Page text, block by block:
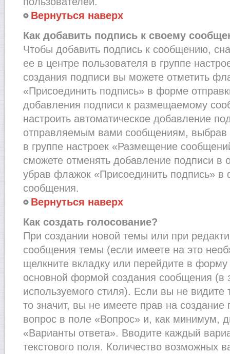
Вернуться наверх
Как добавить подпись к своему
Чтобы добавить подпись к сообщению,
ее в центре пользователя в группе
создания подписи вы можете отметить
«Присоединить подпись» в форме
добавления подписи к размещаемому
настроить автоматическое добавление
отправляемым вами сообщениям, выбрав
в группе настроек «Размещение
сможете отменять добавление подписи в
убрав флажок «Присоединить подпись» в
сообщения.
Вернуться наверх
Как создать голосование?
При создании новой темы или при
сообщения темы (если имеете на это
щелкните вкладку или перейдите в
основной формой создания сообщения (в
используемого стиля). Если вы не
то значит, вы не имеете прав на создание
вопрос в поле «Вопрос» и, как минимум,
«Варианты ответа». Вводите каждый
текстового поля. Количество возможных